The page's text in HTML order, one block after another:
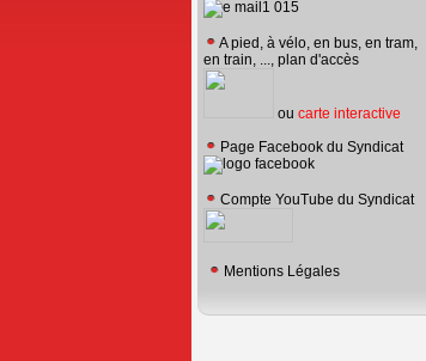
A pied, à vélo, en bus, en tram,
en train, ..., plan d'accès
ou carte interactive
Page Facebook du Syndicat
Compte YouTube du Syndicat
Mentions Légales